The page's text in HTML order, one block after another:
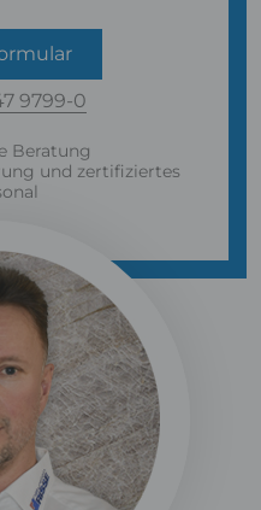
9799-0
Beratung
und zertifiziertes